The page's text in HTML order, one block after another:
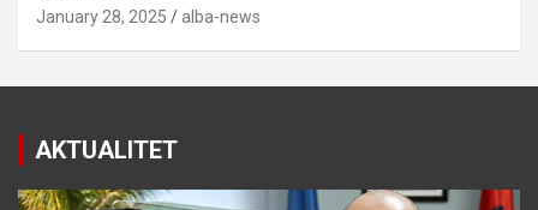
January 28, 2025 alba-news
AKTUALITET